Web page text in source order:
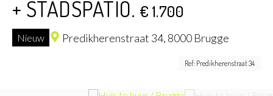
+ STADSPATIO. € 1.700
Nieuw Predikherenstraat 34, 8000 Brugge
Ref: Predikherenstraat 34